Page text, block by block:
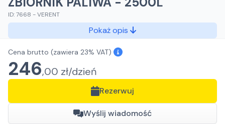
ID:7668 -VERENT
Pokaż opis
Cena brutto (zawiera 23% VAT)
246,00 zł/dzień
Rezerwuj
Wyślij wiadomość